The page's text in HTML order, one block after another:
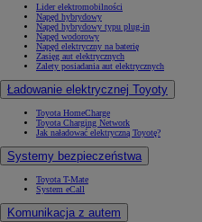
Lider elektromobilności
Napęd hybrydowy
Napęd hybrydowy typu plug-in
Napęd wodorowy
Napęd elektryczny na baterię
Zasięg aut elektrycznych
Zalety posiadania aut elektrycznych
Ładowanie elektrycznej Toyoty
Toyota HomeCharge
Toyota Charging Network
Jak naładować elektryczną Toyotę?
Systemy bezpieczeństwa
Toyota T-Mate
System eCall
Komunikacja z autem